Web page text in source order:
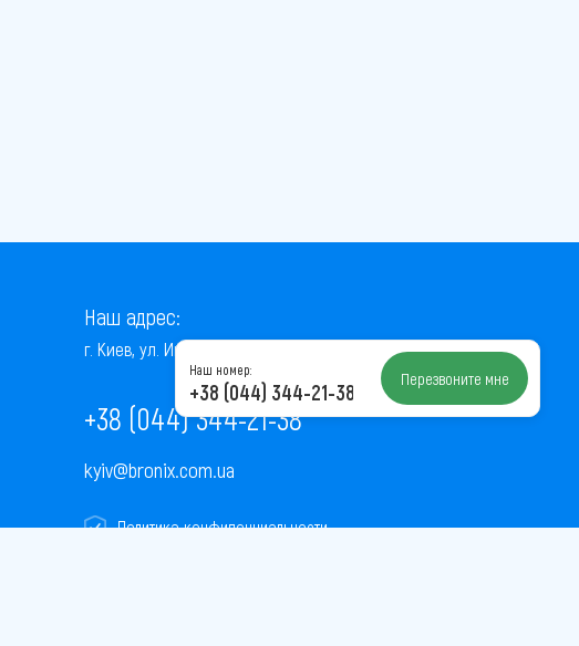
Наш адрес:
г. Киев, ул. Институтская, 22/7, оф. 41
+38 (044) 344-21-38
kyiv@bronix.com.ua
Политика конфиденциальности
Наш номер:
+38 (044) 344-21-38 Перезвоните мне